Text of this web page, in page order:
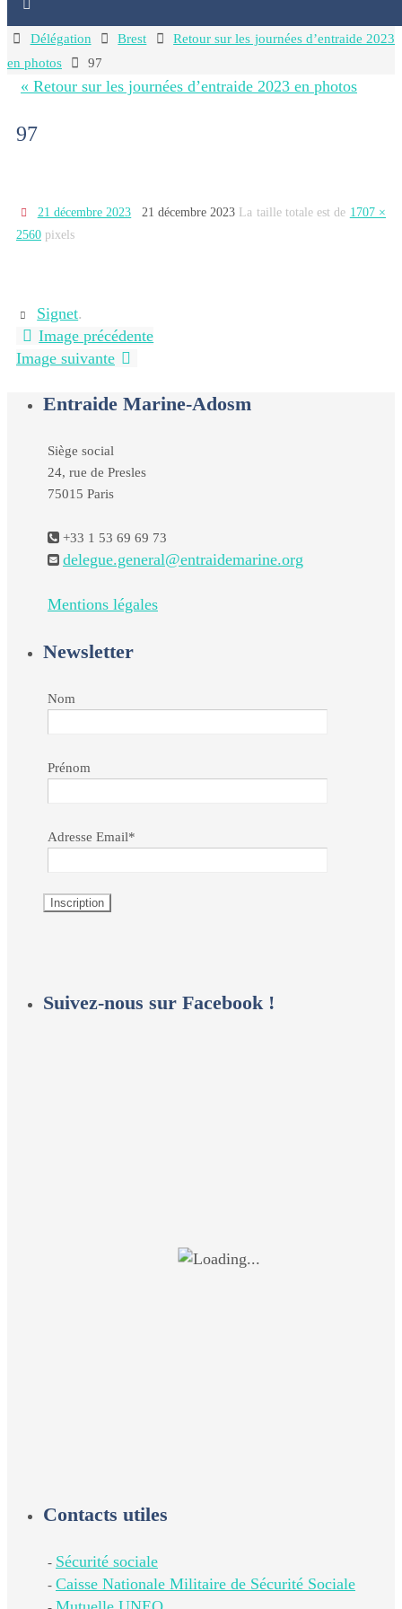
HomeDélégation Brest
Retour sur les journées d’entraide 2023
en photos
97
« Retour sur les journées d’entraide 2023 en photos
97
21 décembre 2023 21 décembre 2023 La taille totale est de 1707 ×
2560 pixels
Signet.
Image précédente
Image suivante
Entraide Marine-Adosm
Siège social
24, rue de Presles
75015 Paris
+33 1 53 69 69 73
delegue.general@entraidemarine.org
Mentions légales
Newsletter
Nom
Prénom
Adresse Email*
Suivez-nous sur Facebook !
Contacts utiles
- Sécurité sociale
- Caisse Nationale Militaire de Sécurité Sociale